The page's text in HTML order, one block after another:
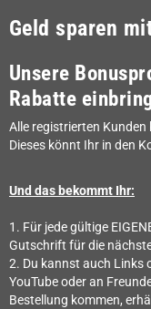
Geld sparen
Unsere
Rabatte
Alle registrierten
Dieses könnt Ihr in den
Und das bekommt Ihr:
1. Für jede gültige
Gutschrift für die
2. Du kannst auch Links
YouTube oder an
Bestellung kommen,